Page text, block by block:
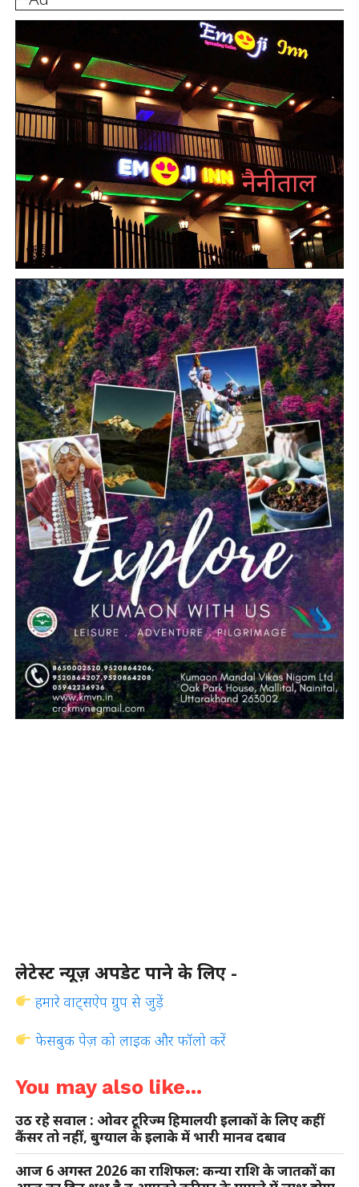
लेटेस्ट न्यूज़ अपडेट पाने के लिए -
हमारे वाट्सऐप ग्रुप से जुड़ें
फेसबुक पेज़ को लाइक और फॉलो करें
You may also like...
उठ रहे सवाल : ओवर टूरिज्म हिमालयी इलाकों के लिए कहीं
कैंसर तो नहीं, बुग्याल के इलाके में भारी मानव दबाव
आज 6 अगस्त 2026 का राशिफल: कन्या राशि के जातकों का